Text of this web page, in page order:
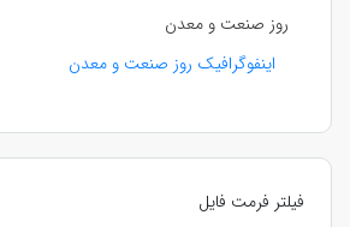
روز صنعت و معدن
اینفوگرافیک روز صنعت و معدن
فیلتر فرمت فایل